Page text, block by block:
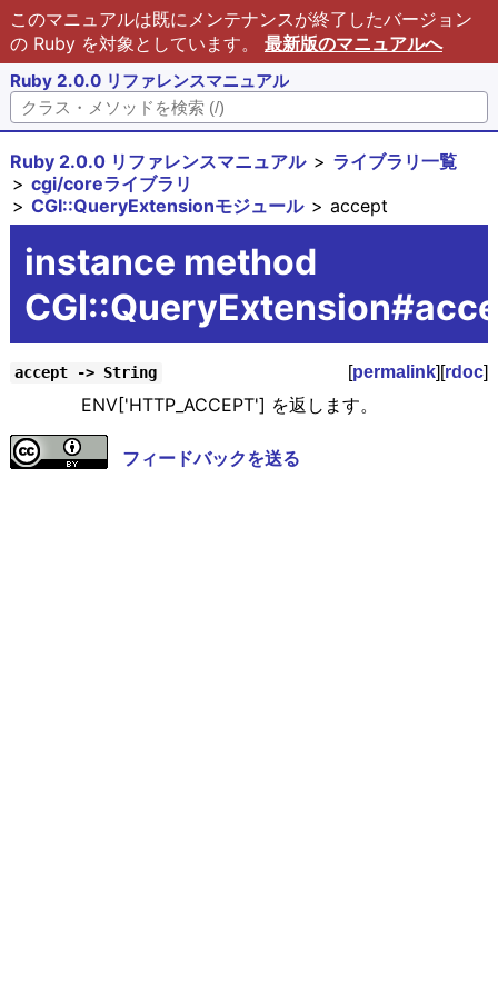
このマニュアルは既にメンテナンスが終了したバージョン
の Ruby を対象としています。 最新版のマニュアルへ
Ruby 2.0.0 リファレンスマニュアル
Ruby 2.0.0 リファレンスマニュアル
ライブラリ一覧
cgi/coreライブラリ
CGI::QueryExtensionモジュール
accept
instance method
accept -> String [permalink][rdoc]
ENV['HTTP_ACCEPT'] を返します。
フィードバックを送る